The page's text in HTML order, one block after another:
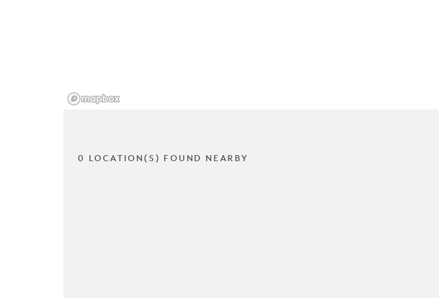
0 LOCATION(S) FOUND NEARBY